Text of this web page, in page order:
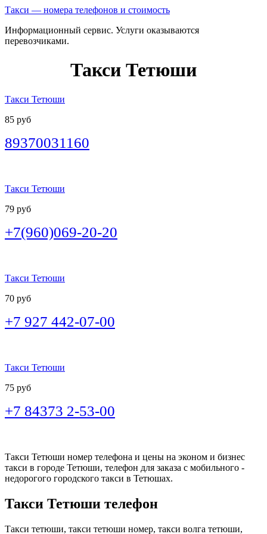
Такси — номера телефонов и стоимость
Информационный сервис. Услуги оказываются
перевозчиками.
Такси Тетюши
Такси Тетюши
85 руб
89370031160
Такси Тетюши
79 руб
+7(960)069-20-20
Такси Тетюши
70 руб
+7 927 442-07-00
Такси Тетюши
75 руб
+7 84373 2-53-00
Такси Тетюши номер телефона и цены на эконом и бизнес
такси в городе Тетюши, телефон для заказа с мобильного -
недорогого городского такси в Тетюшах.
Такси Тетюши телефон
Такси тетюши, такси тетюши номер, такси волга тетюши,